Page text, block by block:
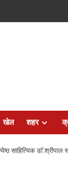
खेल शहर
साहित्यिक